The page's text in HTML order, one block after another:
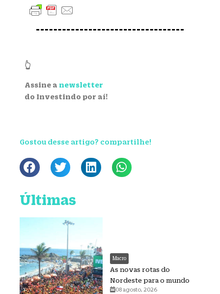
👆
Assine a newsletter
do Investindo por aí!
Gostou desse artigo? compartilhe!
Últimas
Macro
As novas rotas do
Nordeste para o mundo
08 agosto, 2026